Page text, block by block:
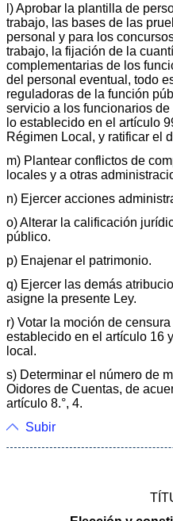
l) Aprobar la plantilla de
trabajo, las bases de las
personal y para los
trabajo, la fijación de la
complementarias de los
del personal eventual, todo
reguladoras de la función
servicio a los funcionarios
lo establecido en el artículo
Régimen Local, y ratificar el
m) Plantear conflictos de
locales y a otras
n) Ejercer acciones
o) Alterar la calificación
público.
p) Enajenar el patrimonio.
q) Ejercer las demás
asigne la presente Ley.
r) Votar la moción de
establecido en el artículo 16
local.
s) Determinar el número de
Oidores de Cuentas, de
artículo 8.°, 4.
Subir